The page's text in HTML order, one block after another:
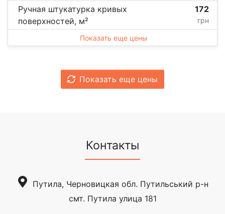
Ручная штукатурка кривых
поверхностей, м²
172
грн
Показать еще цены
Показать еще цены
Контакты
Путила, Черновицкая обл. Путильський р-н
смт. Путила улица 181